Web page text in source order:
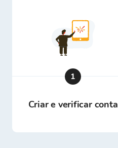
1
Criar e verificar conta